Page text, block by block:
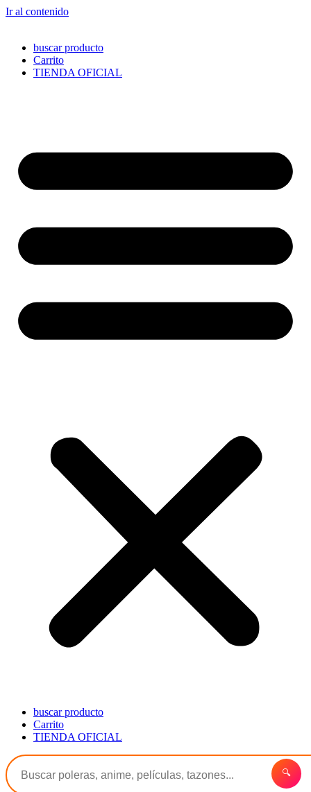
Ir al contenido
buscar producto
Carrito
TIENDA OFICIAL
buscar producto
Carrito
TIENDA OFICIAL
🔍